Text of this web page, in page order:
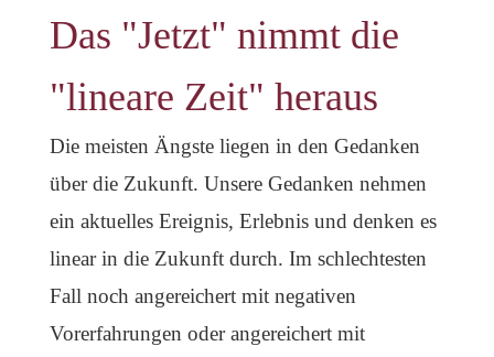
Das "Jetzt" nimmt die
"lineare Zeit" heraus
Die meisten Ängste liegen in den Gedanken
über die Zukunft. Unsere Gedanken nehmen
ein aktuelles Ereignis, Erlebnis und denken es
linear in die Zukunft durch. Im schlechtesten
Fall noch angereichert mit negativen
Vorerfahrungen oder angereichert mit